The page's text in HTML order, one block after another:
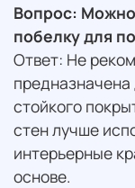
Вопрос:
побелку для
Ответ: Не
стойкого
стен лучше
интерьерные
основе.